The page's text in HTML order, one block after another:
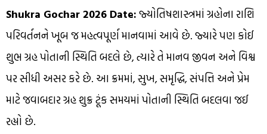
Shukra Gochar 2026 Date:જ્યોતિષશાસ્ત્રમાં ગ્રહોના રાશિ
પરિવર્તનને ખૂબ જ મહત્વપૂર્ણ માનવામાં આવે છે. જ્યારે પણ કોઈ
શુભ ગ્રહ પોતાની સ્થિતિ બદલે છે, ત્યારે તે માનવ જીવન અને વિશ્વ
પર સીધી અસર કરે છે. આ ક્રમમાં, સુખ, સમૃદ્ધિ, સંપત્તિ અને પ્રેમ
માટે જવાબદાર ગ્રહ શુક્ર ટૂંક સમયમાં પોતાની સ્થિતિ બદલવા જઈ
રહ્યો છે.